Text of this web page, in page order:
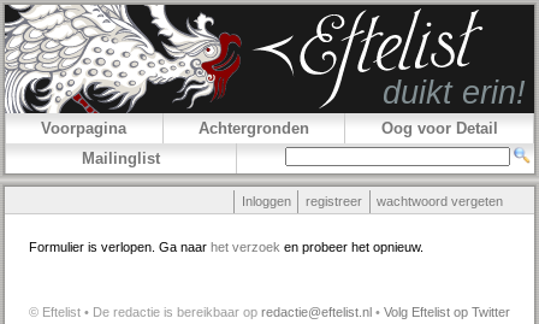
Voorpagina Achtergronden
Oog voor Detail
Mailinglist
Inloggen registreer wachtwoord vergeten
Formulier is verlopen. Ga naar het verzoek en probeer het opnieuw.
© Eftelist • De redactie is bereikbaar op redactie@eftelist.nl • Volg Eftelist op Twitter